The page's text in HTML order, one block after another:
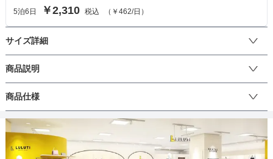
5泊6 日 ￥2,310 税込 （ ￥462/日）
サイズ詳細
ボレロのサイズ
43
肩幅
商品説明
背中のバックレースリボンがポイントのシフォンボレロです。シン
プルなドレスに合わせるとバランスよく着こなせます。
商品仕様
丈